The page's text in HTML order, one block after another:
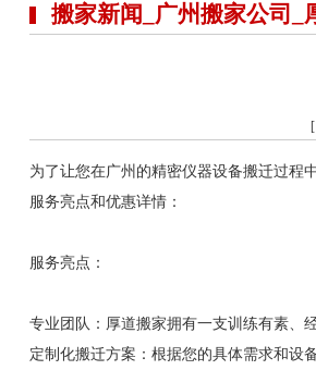
搬家新闻_广州搬家公司_
为了让您在广州的精密仪器设备搬迁过程
服务亮点和优惠详情：
服务亮点：
专业团队：厚道搬家拥有一支训练有素、
定制化搬迁方案：根据您的具体需求和设